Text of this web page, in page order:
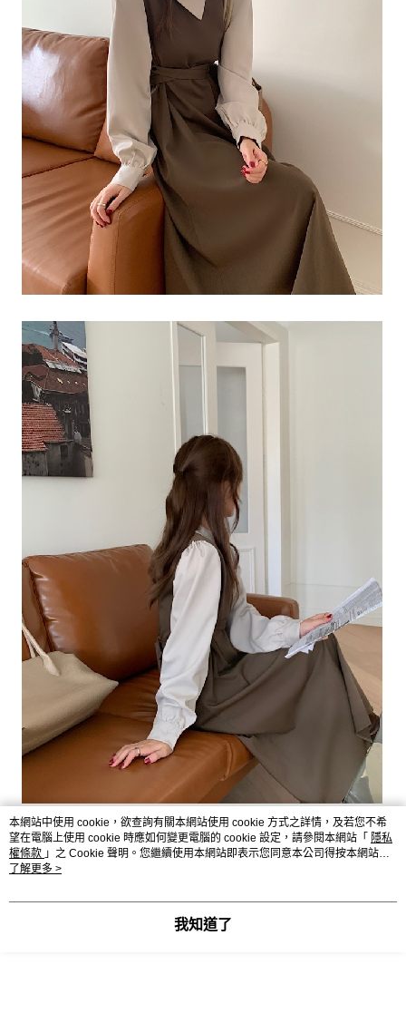
口:11 臂寬:16 內裡:無
本網站中使用 cookie，欲查詢有關本網站使用 cookie 方式之詳情，及若您不希
望在電腦上使用 cookie 時應如何變更電腦的 cookie 設定，請參閱本網站「 隱私
權條款 」之 Cookie 聲明。您繼續使用本網站即表示您同意本公司得按本網站使
用條款之 Cookie 聲明使用 cookie。
了解更多 >
我知道了